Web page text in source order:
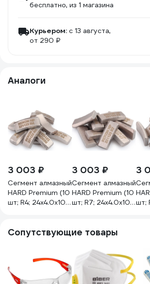
бесплатно, из 1 магазина
Курьером: c 13 августа,
от 290 ₽
Аналоги
3 003 ₽
Сегмент алмазный
HARD Premium (10
шт; R4; 24x4.0x10
REKON 044004-10
3 003 ₽
Сегмент алмазный
HARD Premium (10
шт; R7; 24x4.0x10
REKON 044007-
3
шт;
Сопутствующие товары